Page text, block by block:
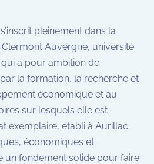
pleinement dans la
Clermont Auvergne, université
a pour ambition de
la formation, la recherche et
économique et au
sur lesquels elle est
exemplaire, établi à Aurillac
économiques et
un fondement solide pour faire